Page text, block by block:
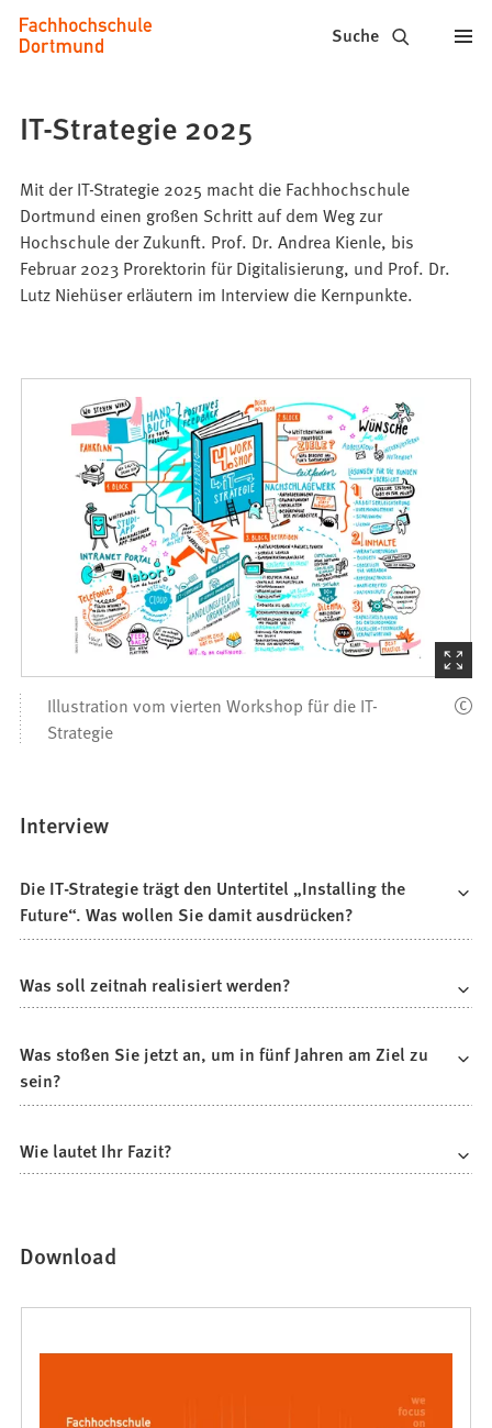
Inhalt anspringen
Fachhochschule
Dortmund
Studium,
Studiengänge,
Bewerbung
Suche
IT-Strategie 2025
Mit der IT-Strategie 2025 macht die Fachhochschule
Dortmund einen großen Schritt auf dem Weg zur
Hochschule der Zukunft. Prof. Dr. Andrea Kienle, bis
Februar 2023 Prorektorin für Digitalisierung, und Prof. Dr.
Lutz Niehüser erläutern im Interview die Kernpunkte.
(Startet
den
Illustration vom vierten Workshop für die IT-
Strategie
Interview
Die IT-Strategie trägt den Untertitel „Installing the
Future“. Was wollen Sie damit ausdrücken?
Was soll zeitnah realisiert werden?
Was stoßen Sie jetzt an, um in fünf Jahren am Ziel zu
sein?
Wie lautet Ihr Fazit?
Download